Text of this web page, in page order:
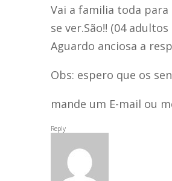
Vai a familia toda
se ver.São!! (04
Aguardo anciosa a
Obs: espero que os
mande um E-mail ou
Reply